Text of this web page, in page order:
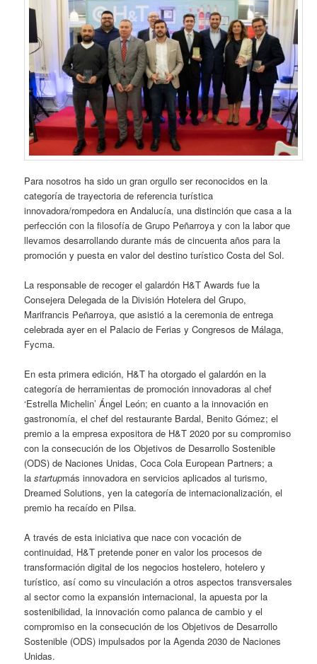
Para nosotros ha sido un gran orgullo ser reconocidos en la
categoría de trayectoria de referencia turística
innovadora/rompedora en Andalucía, una distinción que casa a la
perfección con la filosofía de Grupo Peñarroya y con la labor que
llevamos desarrollando durante más de cincuenta años para la
promoción y puesta en valor del destino turístico Costa del Sol.
La responsable de recoger el galardón H&T Awards fue la
Consejera Delegada de la División Hotelera del Grupo,
Marifrancis Peñarroya, que asistió a la ceremonia de entrega
celebrada ayer en el Palacio de Ferias y Congresos de Málaga,
Fycma.
En esta primera edición, H&T ha otorgado el galardón en la
categoría de herramientas de promoción innovadoras al chef
‘Estrella Michelin’ Ángel León; en cuanto a la innovación en
gastronomía, el chef del restaurante Bardal, Benito Gómez; el
premio a la empresa expositora de H&T 2020 por su compromiso
con la consecución de los Objetivos de Desarrollo Sostenible
(ODS) de Naciones Unidas, Coca Cola European Partners; a
lastartupmás innovadora en servicios aplicados al turismo,
Dreamed Solutions, yen la categoría de internacionalización, el
premio ha recaído en Pilsa.
A través de esta iniciativa que nace con vocación de
continuidad, H&T pretende poner en valor los procesos de
transformación digital de los negocios hostelero, hotelero y
turístico, así como su vinculación a otros aspectos transversales
al sector como la expansión internacional, la apuesta por la
sostenibilidad, la innovación como palanca de cambio y el
compromiso en la consecución de los Objetivos de Desarrollo
Sostenible (ODS) impulsados por la Agenda 2030 de Naciones
Unidas.